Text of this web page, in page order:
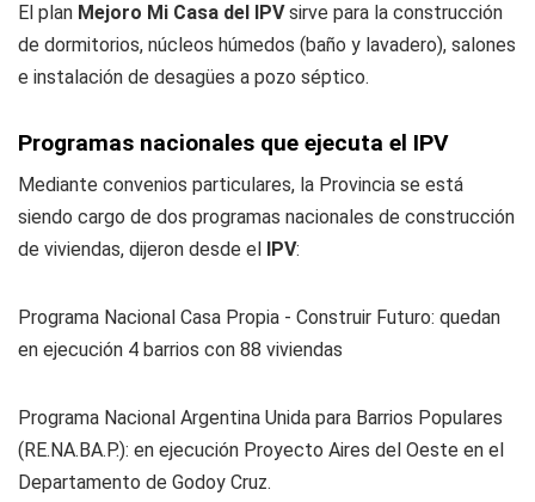
El plan Mejoro Mi Casa del IPVsirve para la construcción
de dormitorios, núcleos húmedos (baño y lavadero), salones
e instalación de desagües a pozo séptico.
Programas nacionales que ejecuta el IPV
Mediante convenios particulares, la Provincia se está
siendo cargo de dos programas nacionales de construcción
de viviendas, dijeron desde el IPV:
Programa Nacional Casa Propia - Construir Futuro: quedan
en ejecución 4 barrios con 88 viviendas
Programa Nacional Argentina Unida para Barrios Populares
(RE.NA.BA.P.): en ejecución Proyecto Aires del Oeste en el
Departamento de Godoy Cruz.